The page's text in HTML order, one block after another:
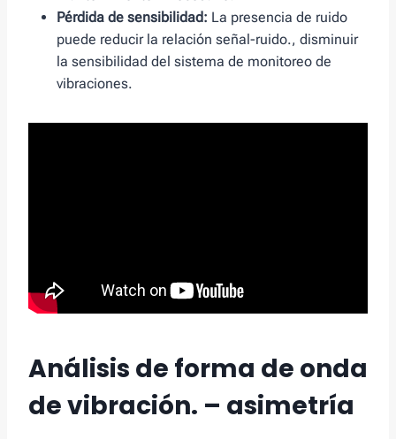
Pérdida de sensibilidad: La presencia de ruido
puede reducir la relación señal-ruido., disminuir
la sensibilidad del sistema de monitoreo de
vibraciones.
Análisis de forma de onda
de vibración. – asimetría